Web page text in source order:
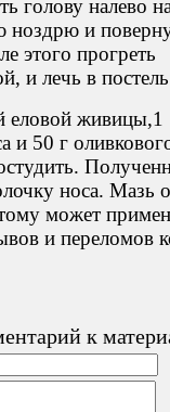
голову налево
ноздрю и
этого прогреть
и лечь в
еловой живицы,1
и 50 г
носа. Мазь
может
и переломов
к